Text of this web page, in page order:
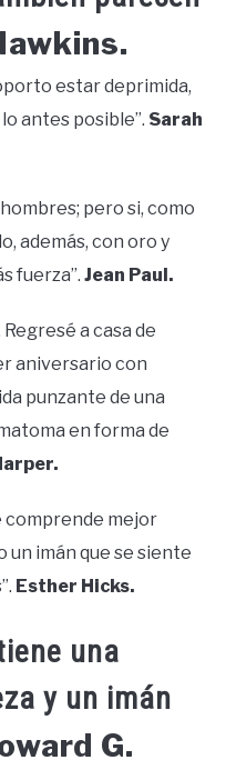
estar deprimida,
antes posible”. Sarah
pero si, como
además, con oro y
fuerza”. Jean Paul.
a casa de
aniversario con
punzante de una
en forma de
comprende mejor
un imán que se siente
Esther Hicks.
una
y un imán
G.